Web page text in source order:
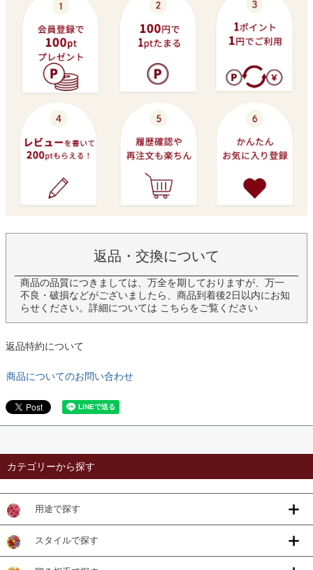
返品・交換について
商品の品質につきましては、万全を期しておりますが、万一
不良・破損などがございましたら、商品到着後2日以内にお知
らせください。詳細については こちらをご覧ください
返品特約について
商品についてのお問い合わせ
カテゴリーから探す
用途で探す
スタイルで探す